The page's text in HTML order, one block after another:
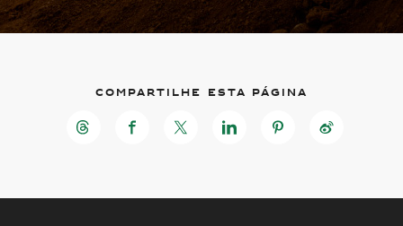
Compartilhe esta página